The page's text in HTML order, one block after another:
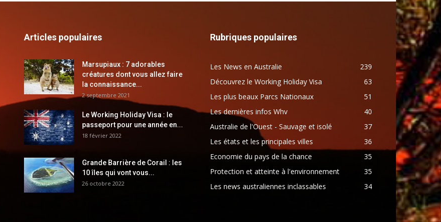
Articles populaires
Marsupiaux : 7 adorables
créatures dont vous allez faire
la connaissance...
2 septembre 2021
Le Working Holiday Visa : le
passeport pour une année en...
18 février 2022
Grande Barrière de Corail : les
10 îles qui vont vous...
26 octobre 2022
Rubriques populaires
Les News en Australie
239
Découvrez le Working Holiday Visa
63
Les plus beaux Parcs Nationaux
51
Les dernières infos Whv
40
Australie de l'Ouest - Sauvage et isolé
37
Les états et les principales villes
36
Economie du pays de la chance
35
Protection et atteinte à l'environnement
35
Les news australiennes inclassables
34